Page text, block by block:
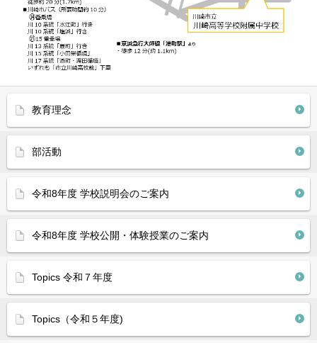
教育理念
部活動
令和8年度 学校説明会のご案内
令和8年度 学校公開・体験授業のご案内
Topics 令和７年度
Topics（令和５年度)